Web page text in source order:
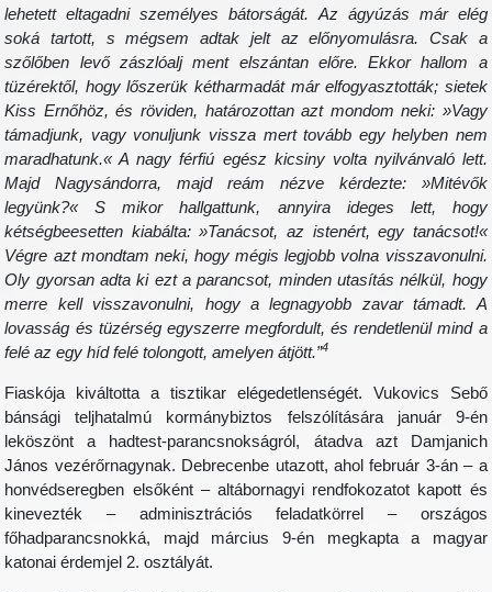
lehetett eltagadni személyes bátorságát. Az ágyúzás már elég
soká tartott, s mégsem adtak jelt az előnyomulásra. Csak a
szőlőben levő zászlóalj ment elszántan előre. Ekkor hallom a
tüzérektől, hogy lőszerük kétharmadát már elfogyasztották; sietek
Kiss Ernőhöz, és röviden, határozottan azt mondom neki: »Vagy
támadjunk, vagy vonuljunk vissza mert tovább egy helyben nem
maradhatunk.« A nagy férfiú egész kicsiny volta nyilvánvaló lett.
Majd Nagysándorra, majd reám nézve kérdezte: »Mitévők
legyünk?« S mikor hallgattunk, annyira ideges lett, hogy
kétségbeesetten kiabálta: »Tanácsot, az istenért, egy tanácsot!«
Végre azt mondtam neki, hogy mégis legjobb volna visszavonulni.
Oly gyorsan adta ki ezt a parancsot, minden utasítás nélkül, hogy
merre kell visszavonulni, hogy a legnagyobb zavar támadt. A
lovasság és tüzérség egyszerre megfordult, és rendetlenül mind a
felé az egy híd felé tolongott, amelyen átjött.”4
Fiaskója kiváltotta a tisztikar elégedetlenségét. Vukovics Sebő
bánsági teljhatalmú kormánybiztos felszólítására január 9-én
leköszönt a hadtest-parancsnokságról, átadva azt Damjanich
János vezérőrnagynak. Debrecenbe utazott, ahol február 3-án – a
honvédseregben elsőként – altábornagyi rendfokozatot kapott és
kinevezték – adminisztrációs feladatkörrel – országos
főhadparancsnokká, majd március 9-én megkapta a magyar
katonai érdemjel 2. osztályát.